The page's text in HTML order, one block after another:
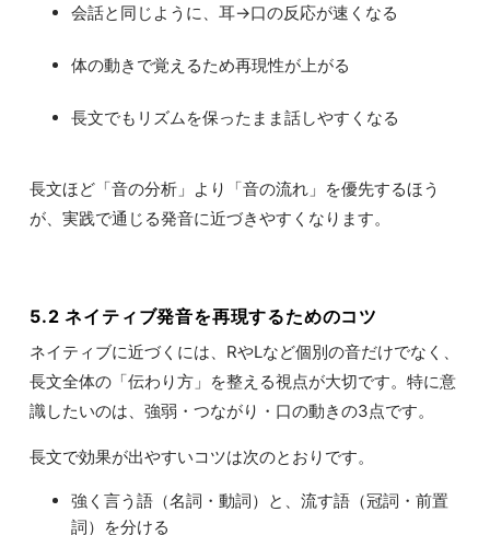
会話と同じように、耳→口の反応が速くなる
体の動きで覚えるため再現性が上がる
長文でもリズムを保ったまま話しやすくなる
長文ほど「音の分析」より「音の流れ」を優先するほう
が、実践で通じる発音に近づきやすくなります。
5.2 ネイティブ発音を再現するためのコツ
ネイティブに近づくには、RやLなど個別の音だけでなく、
長文全体の「伝わり方」を整える視点が大切です。特に意
識したいのは、強弱・つながり・口の動きの3点です。
長文で効果が出やすいコツは次のとおりです。
強く言う語（名詞・動詞）と、流す語（冠詞・前置
詞）を分ける